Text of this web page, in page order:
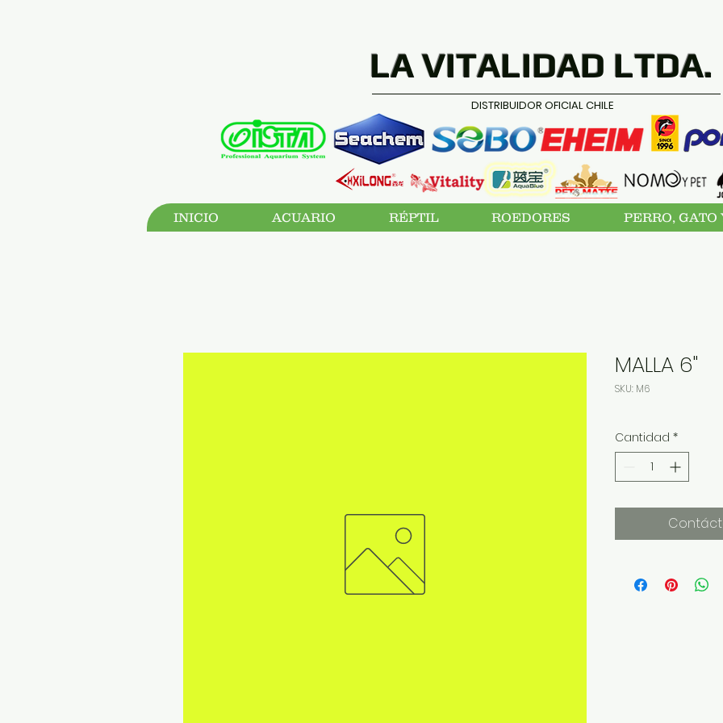
LA VITALIDAD LTDA.
DISTRIBUIDOR OFICIAL CHILE
INICIO ACUARIO RÉPTIL ROEDORES PERRO, GATO
MALLA 6"
SKU: M6
Cantidad *